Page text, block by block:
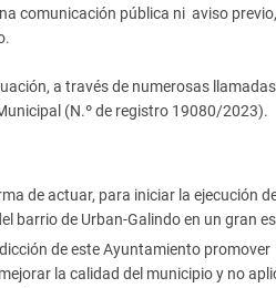
comunicación pública ni aviso
a través de numerosas
(N.º de registro 19080/2023).
de actuar, para iniciar la ejecución
barrio de Urban-Galindo en un gran
de este Ayuntamiento
la calidad del municipio y no